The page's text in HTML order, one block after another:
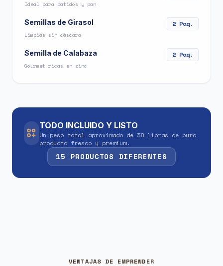
Ideal para batidos y pan
Semillas de Girasol
Limpias sin cáscara
2 Paq.
Semilla de Calabaza
Gourmet ricas en zinc
2 Paq.
TODO INCLUIDO Y LISTO
Un peso total aproximado de 38 libras de puro
producto fresco y premium.
15 PRODUCTOS DIFERENTES
VENTAJAS DE EMPRENDER